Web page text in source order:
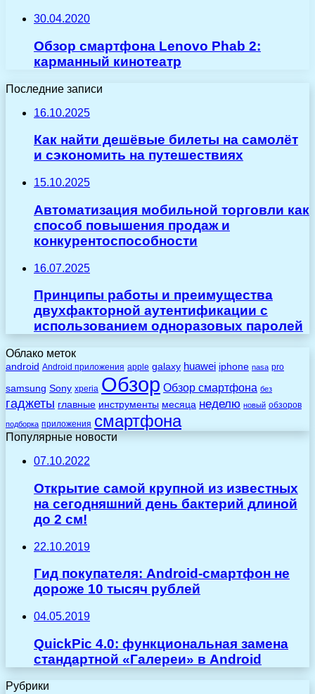
30.04.2020
Обзор смартфона Lenovo Phab 2:
карманный кинотеатр
Последние записи
16.10.2025
Как найти дешёвые билеты на самолёт
и сэкономить на путешествиях
15.10.2025
Автоматизация мобильной торговли как
способ повышения продаж и
конкурентоспособности
16.07.2025
Принципы работы и преимущества
двухфакторной аутентификации с
использованием одноразовых паролей
Облако меток
android Android приложения apple galaxy huawei iphone nasa pro
samsung Sony xperia Обзор Обзор смартфона без
гаджеты главные инструменты месяца неделю новый обзоров
подборка приложения смартфона
Популярные новости
07.10.2022
Открытие самой крупной из известных
на сегодняшний день бактерий длиной
до 2 см!
22.10.2019
Гид покупателя: Android-смартфон не
дороже 10 тысяч рублей
04.05.2019
QuickPic 4.0: функциональная замена
стандартной «Галереи» в Android
Рубрики